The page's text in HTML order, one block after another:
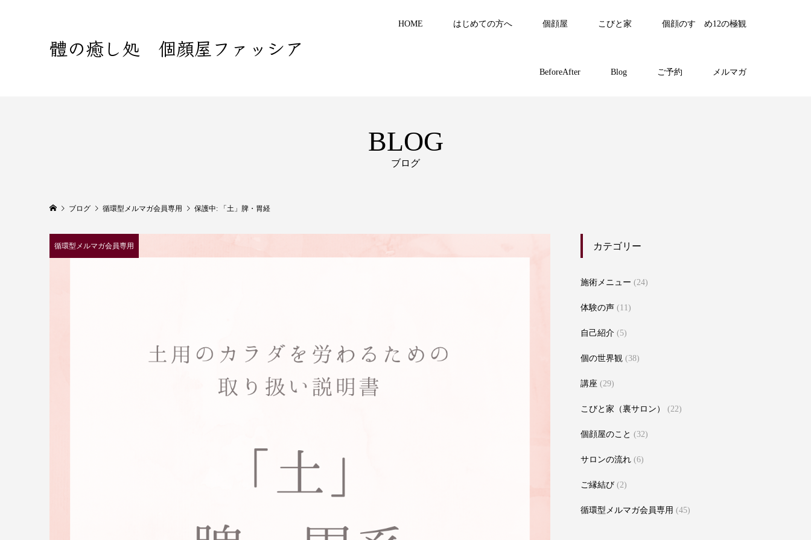
體の癒し処 個顔屋ファッシア
HOME はじめての方へ 個顔屋 こびと家 個顔のすゝめ12の極観
BeforeAfter Blog ご予約 メルマガ
BLOG
ブログ
ブログ 循環型メルマガ会員専用 保護中: 「土」脾・胃経
循環型メルマガ会員専用 カテゴリー
施術メニュー (24)
体験の声 (11)
自己紹介 (5)
個の世界観 (38)
講座 (29)
こびと家（裏サロン） (22)
個顔屋のこと (32)
サロンの流れ (6)
ご縁結び (2)
循環型メルマガ会員専用 (45)